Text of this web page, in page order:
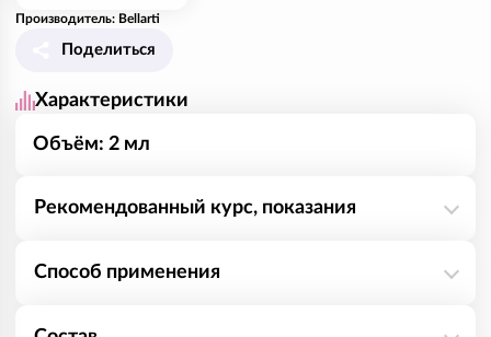
Производитель: Bellarti
Поделиться
Характеристики
Объём: 2 мл
Рекомендованный курс, показания
Основной компонент данного изделия
Способ применения